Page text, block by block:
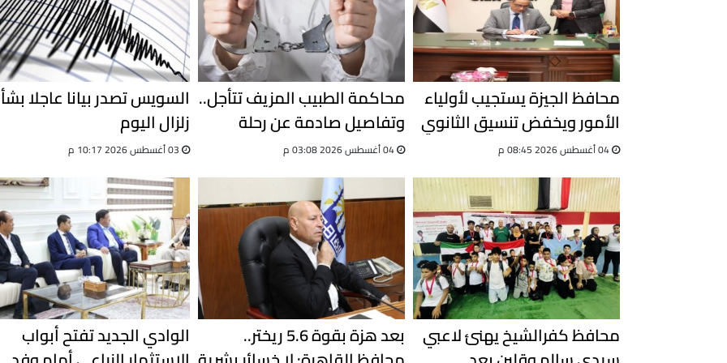
محافظ الجيزة يستجيب لأولياء
الأمور ويخفض تنسيق الثانوي
العام
محاكمة الطبيب المزيف تتأجل..
وتفاصيل صادمة عن رحلة
التزوير
السويس تصدر بيانا عاجلا
زلزال اليوم
محافظ كفرالشيخ يهنئ لاعبي
بعد هزة بقوة 5.6 ريختر..
الوادي الجديد تفتح أبواب